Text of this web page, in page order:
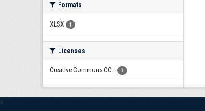
Formats
XLSX 1
Licenses
Creative Commons CC... 1
a